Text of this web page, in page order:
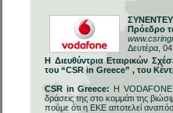
Πρόεδρο
Δευτέρα,
Η Διευθύντρια Εταιρικών
του “CSR in Greece” , του
CSR in Greece: Η VODAFONE
δράσεις της στο κομμάτι της
πούμε ότι η ΕΚΕ αποτελεί